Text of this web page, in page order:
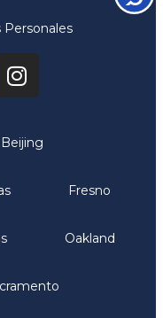
Beijing
Fresno
Oakland